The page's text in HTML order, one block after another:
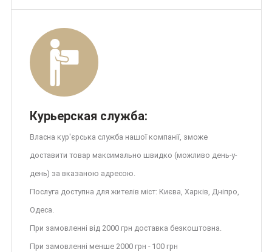
Курьерская служба:
Власна кур'єрська служба нашої компанії, зможе
доставити товар максимально швидко (можливо день-у-
день) за вказаною адресою.
Послуга доступна для жителів міст: Києва, Харків, Дніпро,
Одеса.
При замовленні від 2000 грн доставка безкоштовна.
При замовленні менше 2000 грн - 100 грн